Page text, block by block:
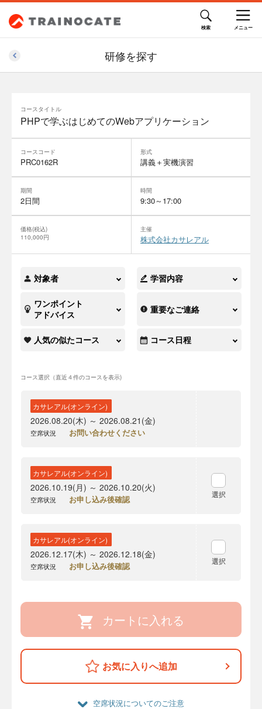
研修を探す
コースタイトル
PHPで学ぶはじめてのWebアプリケーション
コースコード
PRC0162R
形式
講義＋実機演習
期間
2日間
時間
9:30～17:00
価格(税込)
110,000円
主催
株式会社カサレアル
対象者 学習内容
ワンポイント
アドバイス
重要なご連絡
人気の似たコース コース日程
コース選択（直近４件のコースを表示)
カサレアル(オンライン)
2026.08.20(木) ～ 2026.08.21(金)
空席状況 お問い合わせください
カサレアル(オンライン)
2026.10.19(月) ～ 2026.10.20(火)
空席状況 お申し込み後確認 選択
カサレアル(オンライン)
2026.12.17(木) ～ 2026.12.18(金)
空席状況 お申し込み後確認 選択
カートに入れる
お気に入りへ追加
空席状況についてのご注意